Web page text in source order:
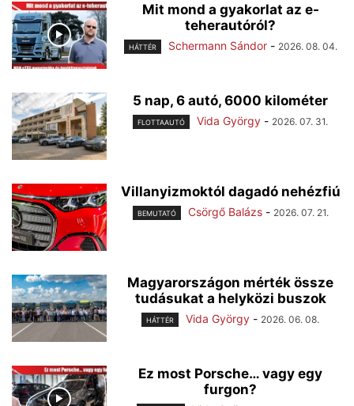
Mit mond a gyakorlat az e-
teherautóról?
HÁTTÉR Schermann Sándor - 2026. 08. 04.
5 nap, 6 autó, 6000 kilométer
FLOTTAAUTÓ Vida György - 2026. 07. 31.
Villanyizmoktól dagadó nehézfiú
BEMUTATÓ Csörgő Balázs - 2026. 07. 21.
Magyarországon mérték össze
tudásukat a helyközi buszok
HÁTTÉR Vida György - 2026. 06. 08.
Ez most Porsche… vagy egy
furgon?